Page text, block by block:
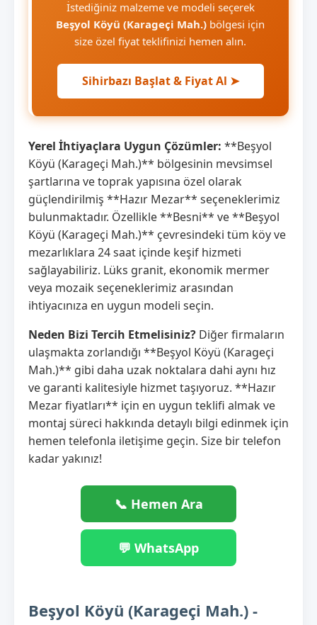
İstediğiniz malzeme ve modeli seçerek
Beşyol Köyü (Karageçi Mah.) bölgesi için
size özel fiyat teklifinizi hemen alın.
Sihirbazı Başlat & Fiyat Al ➤
Yerel İhtiyaçlara Uygun Çözümler: **Beşyol
Köyü (Karageçi Mah.)** bölgesinin mevsimsel
şartlarına ve toprak yapısına özel olarak
güçlendirilmiş **Hazır Mezar** seçeneklerimiz
bulunmaktadır. Özellikle **Besni** ve **Beşyol
Köyü (Karageçi Mah.)** çevresindeki tüm köy ve
mezarlıklara 24 saat içinde keşif hizmeti
sağlayabiliriz. Lüks granit, ekonomik mermer
veya mozaik seçeneklerimiz arasından
ihtiyacınıza en uygun modeli seçin.
Neden Bizi Tercih Etmelisiniz? Diğer firmaların
ulaşmakta zorlandığı **Beşyol Köyü (Karageçi
Mah.)** gibi daha uzak noktalara dahi aynı hız
ve garanti kalitesiyle hizmet taşıyoruz. **Hazır
Mezar fiyatları** için en uygun teklifi almak ve
montaj süreci hakkında detaylı bilgi edinmek için
hemen telefonla iletişime geçin. Size bir telefon
kadar yakınız!
📞 Hemen Ara
💬 WhatsApp
Beşyol Köyü (Karageçi Mah.) -